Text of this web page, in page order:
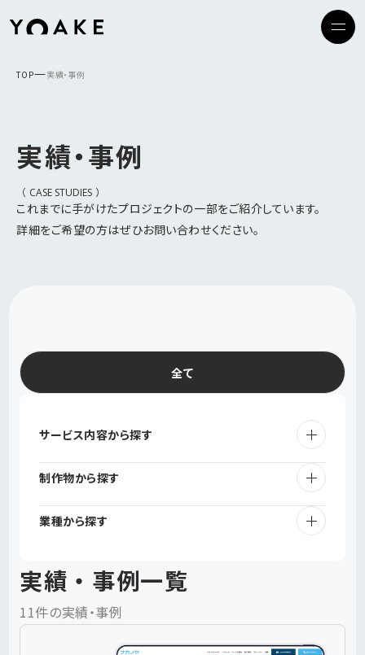
TOP 実績・事例
実績・事例
（ CASE STUDIES ）
これまでに手がけたプロジェクトの一部をご紹介しています。
詳細をご希望の方はぜひお問い合わせください。
全て
サービス内容から探す
制作物から探す
業種から探す
実績・事例一覧
11件の実績・事例
お問い合わせ
サービス
実績・事例
会社概要
採用情報